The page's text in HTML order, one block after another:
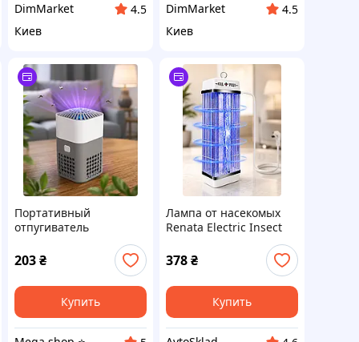
DimMarket
4.5
Киев
DimMarket
4.5
Киев
Портативный
отпугиватель
насекомых Mosquito
Repellent USB до 50 м²
203₴
Купить
Лампа от насекомых
Renata Electric Insect
Killer RT-1X15W 10 Вт
378₴
Купить